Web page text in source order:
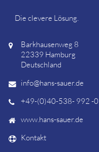
Die clevere Lösung.
Barkhausenweg 8
22339 Hamburg
Deutschland
info@hans-sauer.de
+49-(0)40-538- 992 -0
www.hans-sauer.de
Kontakt